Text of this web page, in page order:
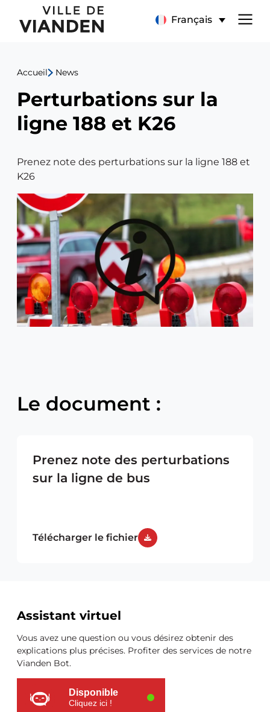
Avis
de
perturbation
2024/1245
du
13.12.2024
Français
Menu
navigation
principal
Accueil News
Perturbations sur la
ligne 188 et K26
Prenez note des perturbations sur la ligne 188 et
K26
Le document :
Prenez note des perturbations
sur la ligne de bus
Télécharger le fichier
Ressources
supplémentaires
Assistant virtuel
Vous avez une question ou vous désirez obtenir des
explications plus précises. Profiter des services de notre
Vianden Bot.
Disponible
Cliquez ici !